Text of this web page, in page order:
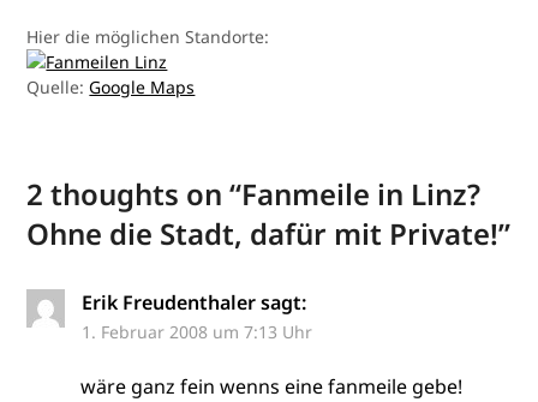
Hier die möglichen Standorte:
Quelle:Google Maps
2 thoughts on “Fanmeile in Linz?
Ohne die Stadt, dafür mit Private!”
Erik Freudenthaler sagt:
1. Februar 2008 um 7:13 Uhr
wäre ganz fein wenns eine fanmeile gebe!